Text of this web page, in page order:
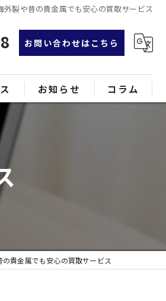
外製や昔の貴金属でも安心の買取サービス
お問い合わせはこちら
お知らせ コラム
の貴金属でも安心の買取サービス